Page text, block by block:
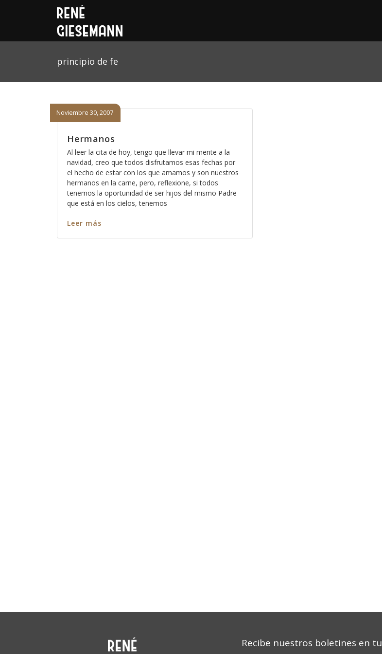
principio de fe
Hermanos
Noviembre 30, 2007
Al leer la cita de hoy, tengo que llevar mi mente a la
navidad, creo que todos disfrutamos esas fechas por
el hecho de estar con los que amamos y son nuestros
hermanos en la carne, pero, reflexione, si todos
tenemos la oportunidad de ser hijos del mismo Padre
que está en los cielos, tenemos
Leer más
Recibe nuestros boletines en tu